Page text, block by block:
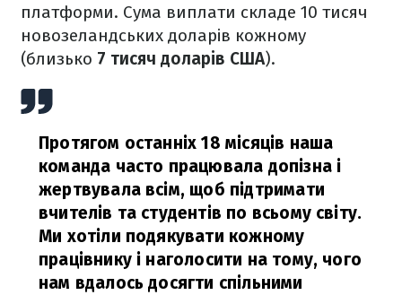
платформи. Сума виплати складе 10 тисяч
новозеландських доларів кожному
(близько 7 тисяч доларів США).
Протягом останніх 18 місяців наша
команда часто працювала допізна і
жертвувала всім, щоб підтримати
вчителів та студентів по всьому світу.
Ми хотіли подякувати кожному
працівнику і наголосити на тому, чого
нам вдалось досягти спільними